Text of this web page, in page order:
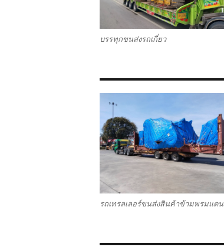
บรรทุกขนส่งรถเกี่ยว
รถเทรลเลอร์ขนส่งสินค้าข้ามพรมแดน